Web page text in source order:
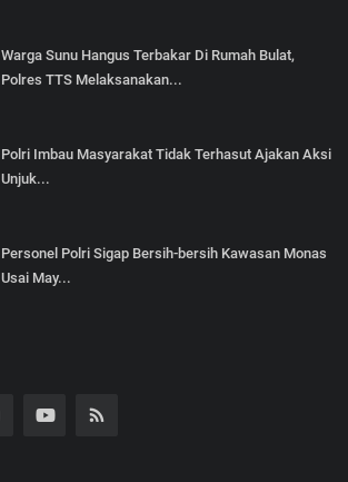
Warga Sunu Hangus Terbakar Di Rumah Bulat,
Polres TTS Melaksanakan...
Polri Imbau Masyarakat Tidak Terhasut Ajakan Aksi
Unjuk...
Personel Polri Sigap Bersih-bersih Kawasan Monas
Usai May...